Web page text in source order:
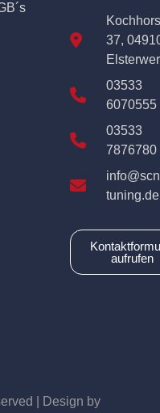
37,
03533
6070555
03533
7876780
tuning.de
aufrufen
| Design by